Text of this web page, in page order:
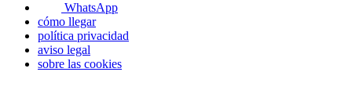
WhatsApp
cómo llegar
política privacidad
aviso legal
sobre las cookies